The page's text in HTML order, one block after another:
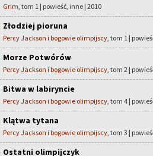
Grim, tom 1 | powieść, inne | 2010
Złodziej pioruna
Percy Jackson i bogowie olimpijscy, tom 1 |
Morze Potwórów
Percy Jackson i bogowie olimpijscy, tom 2 |
Bitwa w labiryncie
Percy Jackson i bogowie olimpijscy, tom 4 |
Klątwa tytana
Percy Jackson i bogowie olimpijscy, tom 3 |
Ostatni olimpijczyk